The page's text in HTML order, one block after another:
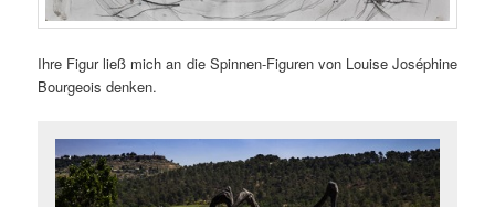
Ihre Figur ließ mich an die Spinnen-Figuren von Louise Joséphine
Bourgeois denken.